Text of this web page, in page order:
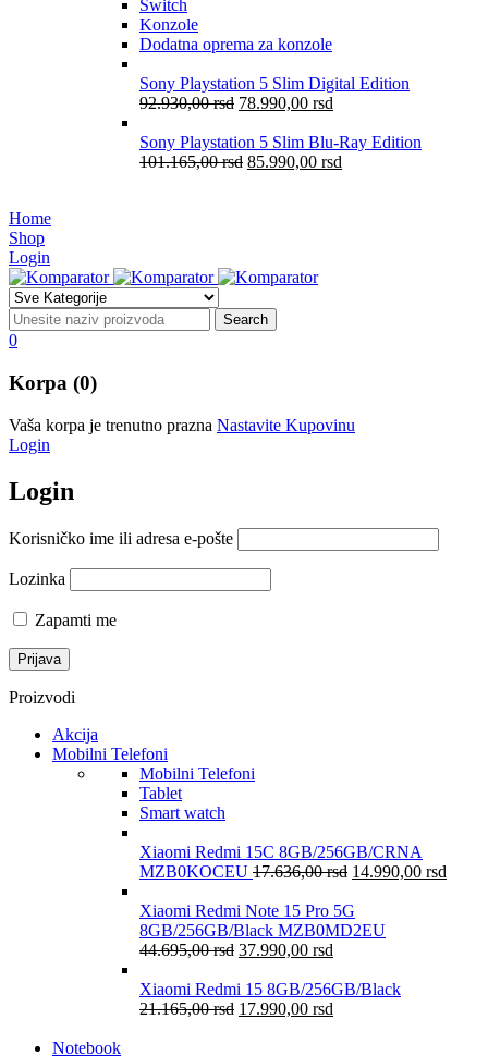
Switch
Konzole
Dodatna oprema za konzole
Sony Playstation 5 Slim Digital Edition
92.930,00rsd 78.990,00 rsd
Sony Playstation 5 Slim Blu-Ray Edition
101.165,00rsd 85.990,00 rsd
Home
Shop
Login
0
Korpa (0)
Vaša korpa je trenutno prazna Nastavite Kupovinu
Login
Login
Korisničko ime ili adresa e-pošte
Lozinka
Zapamti me
Proizvodi
Akcija
Mobilni Telefoni
Mobilni Telefoni
Tablet
Smart watch
Xiaomi Redmi 15C 8GB/256GB/CRNA
MZB0KOCEU 17.636,00rsd 14.990,00 rsd
Xiaomi Redmi Note 15 Pro 5G
8GB/256GB/Black MZB0MD2EU
44.695,00rsd 37.990,00 rsd
Xiaomi Redmi 15 8GB/256GB/Black
21.165,00rsd 17.990,00 rsd
Notebook